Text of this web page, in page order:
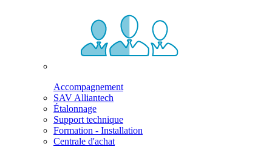
Accompagnement
SAV Alliantech
Étalonnage
Support technique
Formation - Installation
Centrale d'achat